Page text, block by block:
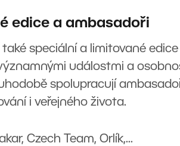
edice a ambasadoři
také speciální a limitované
událostmi a
spolupracují
i veřejného života.
Czech Team, Orlík,...